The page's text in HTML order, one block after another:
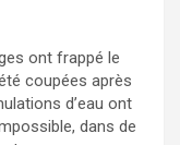
ont frappé le
coupées après
d’eau ont
dans de